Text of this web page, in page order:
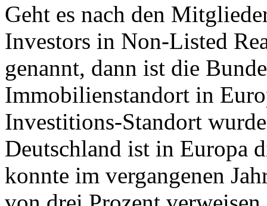
Geht es nach den
Investors in Non-Listed
genannt, dann ist die
Immobilienstandort in
Investitions-Standort
Deutschland ist in Europa
konnte im vergangenen